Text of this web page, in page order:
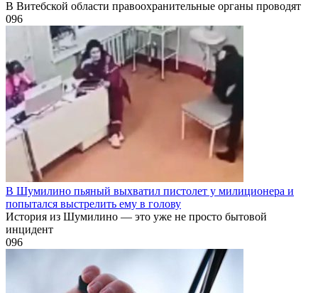
В Витебской области правоохранительные органы проводят
096
В Шумилино пьяный выхватил пистолет у милиционера и
попытался выстрелить ему в голову
История из Шумилино — это уже не просто бытовой
инцидент
096